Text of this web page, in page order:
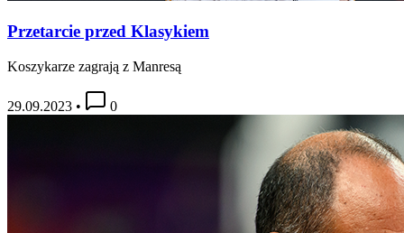
Przetarcie przed Klasykiem
Koszykarze zagrają z Manresą
29.09.2023 • 0